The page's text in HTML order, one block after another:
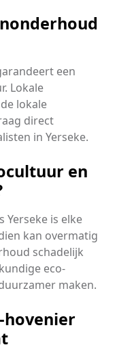
een
Lokale
lokale
direct
in Yerseke.
en
Yerseke is elke
kan overmatig
schadelijk
eco-
maken.
hovenier